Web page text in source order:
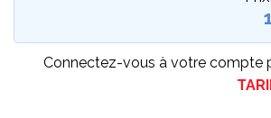
Connectez-vous à votre compte